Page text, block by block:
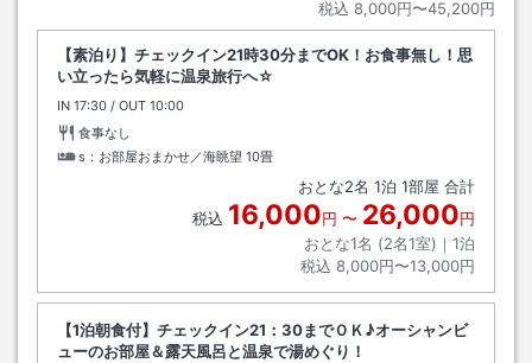
税込 8,000円〜45,200円
【素泊り】チェックイン21時30分までOK！お食事無し！思
い立ったら気軽に温泉旅行へ☆
IN チェックイン
17:30 / OUT チェックアウト
10:00
食事なし
s：お部屋おまかせ／海眺望 10畳
おとな2名 1泊 1部屋 合計
税込 16,000円 〜 26,000円
おとな1名 (2名1室)｜ 1泊
税込 8,000円〜13,000円
【1泊朝食付】チェックイン21：30までＯＫ♪オーシャンビ
ューのお部屋＆露天風呂と温泉で湯めぐり！